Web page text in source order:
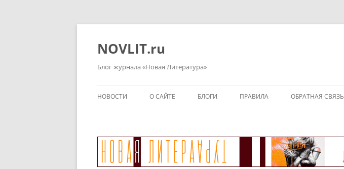
Перейти
NOVLIT.ru
Блог журнала «Новая Литература»
НОВОСТИ О САЙТЕ БЛОГИ ПРАВИЛА ОБРАТНАЯ СВЯЗЬ